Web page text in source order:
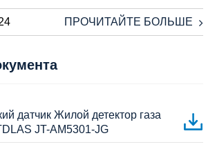
ПРОЧИТАЙТЕ БОЛЬШЕ
датчик Жилой детектор газа
JT-AM5301-JG